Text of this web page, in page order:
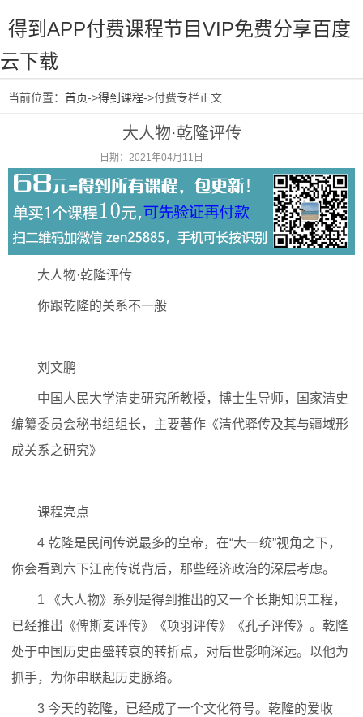
得到APP付费课程节目VIP免费分享百度
云下载
当前位置： 首页->得到课程->付费专栏正文
大人物·乾隆评传
日期：2021年04月11日
大人物·乾隆评传
你跟乾隆的关系不一般
刘文鹏
中国人民大学清史研究所教授，博士生导师，国家清史
编纂委员会秘书组组长，主要著作《清代驿传及其与疆域形
成关系之研究》
课程亮点
4 乾隆是民间传说最多的皇帝，在“大一统”视角之下，
你会看到六下江南传说背后，那些经济政治的深层考虑。
1 《大人物》系列是得到推出的又一个长期知识工程，
已经推出《俾斯麦评传》《项羽评传》《孔子评传》。乾隆
处于中国历史由盛转衰的转折点，对后世影响深远。以他为
抓手，为你串联起历史脉络。
3 今天的乾隆，已经成了一个文化符号。乾隆的爱收